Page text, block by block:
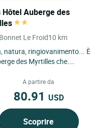
Hôtel Auberge des
Le Froid10 km
natura, ringiovanimento... È
des Myrtilles che
nella posizione...
A partire da
80.91 USD
Scoprire